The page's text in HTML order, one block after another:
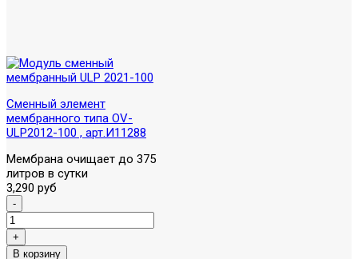
Сменный элемент
мембранного типа OV-
ULP2012-100 , арт.И11288
Мембрана очищает до 375
литров в сутки
3,290 руб